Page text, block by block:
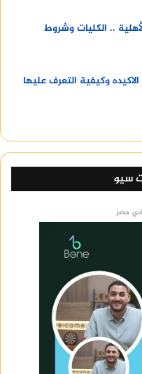
.. الكليات وشروط
وكيفية التعرف عليها
سيو
مصر